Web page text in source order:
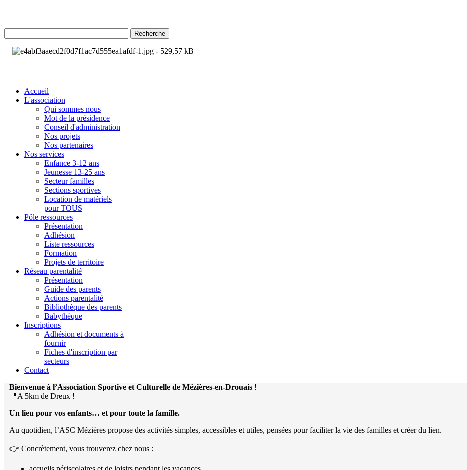
Recherche
Accueil
L'association
Qui sommes nous
Mot de la présidence
Conseil d'administration
Nos projets
Nos partenaires
Nos services
Enfance 3-12 ans
Jeunesse 13-25 ans
Secteur familles
Sections sportives
Location de matériels
pour TOUS
Pôle ressources
Présentation
Adhésion
Liste ressources
Formation
Projets de territoire
Réseau parentalité
Présentation
Guide des parents
Actions parentalité
Bibliothèque des parents
Babythèque
Inscriptions
Adhésion et documents à
fournir
Fiches d'inscription par
secteurs
Contact
Bienvenue à l’Association Sportive et Culturelle de Mézières-en-Drouais !
📍A 5km de Dreux !
Un lieu pour vos enfants… et pour toute la famille.
Au quotidien, l’ASC Mézières propose des activités simples, accessibles et utiles, pensées pour faciliter la vie des familles et créer du lien.
👉 Concrètement, vous trouverez chez nous :